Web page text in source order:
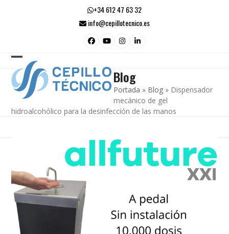
+34 612 47 63 32
info@cepillotecnico.es
Facebook
YouTubeInstagram
LinkedIn
Open
mobile
menu
Close
mobile
menu
Blog
Portada » Blog » Dispensador
mecánico de gel
hidroalcohólico para la desinfección de las manos